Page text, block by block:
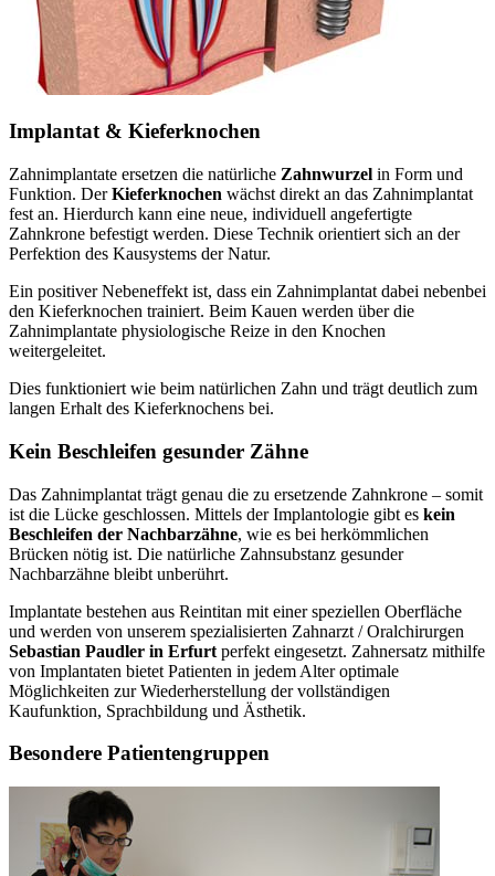
Implantat & Kieferknochen
Zahnimplantate ersetzen die natürliche Zahnwurzel in Form und
Funktion. DerKieferknochen wächst direkt an das Zahnimplantat
fest an. Hierdurch kann eine neue, individuell angefertigte
Zahnkrone befestigt werden. Diese Technik orientiert sich an der
Perfektion des Kausystems der Natur.
Ein positiver Nebeneffekt ist, dass ein Zahnimplantat dabei nebenbei
den Kieferknochen trainiert. Beim Kauen werden über die
Zahnimplantate physiologische Reize in den Knochen
weitergeleitet.
Dies funktioniert wie beim natürlichen Zahn und trägt deutlich zum
langen Erhalt des Kieferknochens bei.
Kein Beschleifen gesunder Zähne
Das Zahnimplantat trägt genau die zu ersetzende Zahnkrone – somit
ist die Lücke geschlossen. Mittels der Implantologie gibt es kein
Beschleifen der Nachbarzähne, wie es bei herkömmlichen
Brücken nötig ist. Die natürliche Zahnsubstanz gesunder
Nachbarzähne bleibt unberührt.
Implantate bestehen aus Reintitan mit einer speziellen Oberfläche
und werden von unserem spezialisierten Zahnarzt / Oralchirurgen
Sebastian Paudler in Erfurt perfekt eingesetzt. Zahnersatz mithilfe
von Implantaten bietet Patienten in jedem Alter optimale
Möglichkeiten zur Wiederherstellung der vollständigen
Kaufunktion, Sprachbildung und Ästhetik.
Besondere Patientengruppen